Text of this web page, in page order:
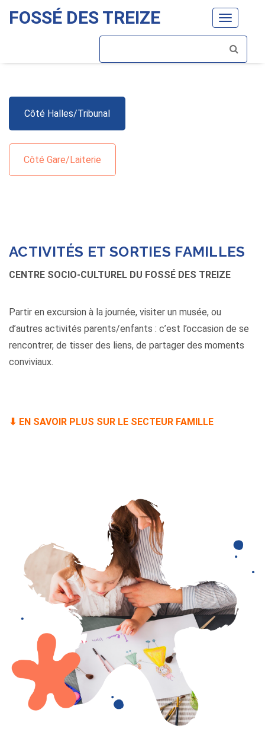
Toggle
FOSSÉ DES TREIZE
Côté Halles/Tribunal
Côté Gare/Laiterie
ACTIVITÉS ET SORTIES FAMILLES
CENTRE SOCIO-CULTUREL DU FOSSÉ DES TREIZE
Partir en excursion à la journée, visiter un musée, ou
d’autres activités parents/enfants : c’est l’occasion de se
rencontrer, de tisser des liens, de partager des moments
conviviaux.
⬇ EN SAVOIR PLUS SUR LE SECTEUR FAMILLE